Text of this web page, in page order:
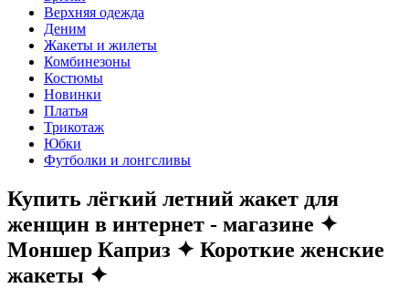
Верхняя одежда
Деним
Жакеты и жилеты
Комбинезоны
Костюмы
Новинки
Платья
Трикотаж
Юбки
Футболки и лонгсливы
Купить лёгкий летний жакет для
женщин в интернет - магазине ✦
Моншер Каприз ✦ Короткие женские
жакеты ✦